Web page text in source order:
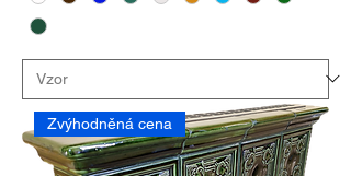
Zvýhodněná cena